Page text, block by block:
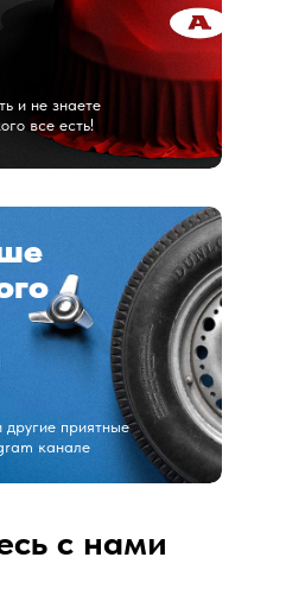
другие приятные
канале
и не знаете
все есть!
с нами